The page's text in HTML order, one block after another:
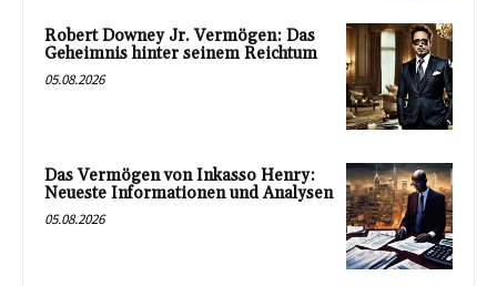
Robert Downey Jr. Vermögen: Das
Geheimnis hinter seinem Reichtum
05.08.2026
Das Vermögen von Inkasso Henry:
Neueste Informationen und Analysen
05.08.2026